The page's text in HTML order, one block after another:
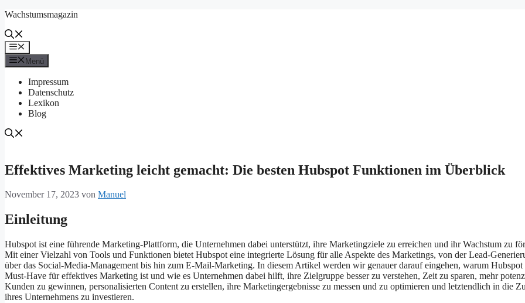
Zum
springen
Wachstumsmagazin
Menü
Menü
Impressum
Datenschutz
Lexikon
Blog
Effektives Marketing leicht gemacht: Die besten Hubspot Funktionen im Überblick
November 17, 2023 von Manuel
Einleitung
Hubspot ist eine führende Marketing-Plattform, die Unternehmen dabei unterstützt, ihre Marketingziele zu erreichen und ihr Wachstum zu
Mit einer Vielzahl von Tools und Funktionen bietet Hubspot eine integrierte Lösung für alle Aspekte des Marketings, von der Lead-
über das Social-Media-Management bis hin zum E-Mail-Marketing. In diesem Artikel werden wir genauer darauf eingehen, warum Hubspot
Must-Have für effektives Marketing ist und wie es Unternehmen dabei hilft, ihre Zielgruppe besser zu verstehen, Zeit zu sparen, mehr
Kunden zu gewinnen, personalisierten Content zu erstellen, ihre Marketingergebnisse zu messen und zu optimieren und letztendlich in die
ihres Unternehmens zu investieren.